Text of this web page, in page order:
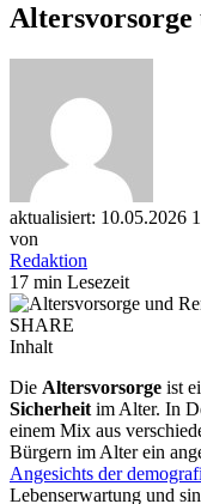
Altersvorsorge
aktualisiert: 10.05.2026
von
Redaktion
17 min Lesezeit
SHARE
Inhalt
Die Altersvorsorge ist
Sicherheit im Alter. In
einem Mix aus
Bürgern im Alter ein
Angesichts der
Lebenserwartung und